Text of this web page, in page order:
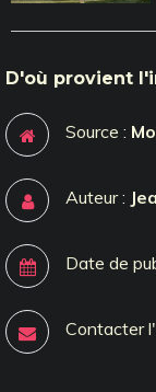
D'où provient
Source :
Auteur :
Date de
Contacter